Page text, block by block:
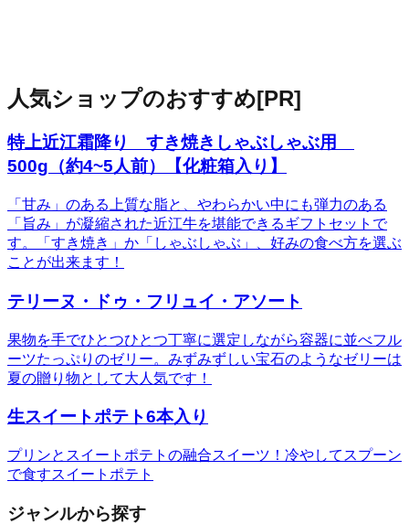
人気ショップのおすすめ[PR]
特上近江霜降り すき焼きしゃぶしゃぶ用
500g（約4~5人前）【化粧箱入り】
「甘み」のある上質な脂と、やわらかい中にも弾力のある
「旨み」が凝縮された近江牛を堪能できるギフトセットで
す。「すき焼き」か「しゃぶしゃぶ」、好みの食べ方を選ぶ
ことが出来ます！
テリーヌ・ドゥ・フリュイ・アソート
果物を手でひとつひとつ丁寧に選定しながら容器に並べフル
ーツたっぷりのゼリー。みずみずしい宝石のようなゼリーは
夏の贈り物として大人気です！
生スイートポテト6本入り
プリンとスイートポテトの融合スイーツ！冷やしてスプーン
で食すスイートポテト
ジャンルから探す